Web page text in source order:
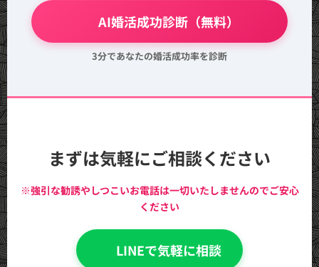
💖 AI婚活成功診断（無料）
3分であなたの婚活成功率を診断
まずは気軽にご相談ください
※強引な勧誘やしつこいお電話は一切いたしませんのでご安心
ください
💬 LINEで気軽に相談